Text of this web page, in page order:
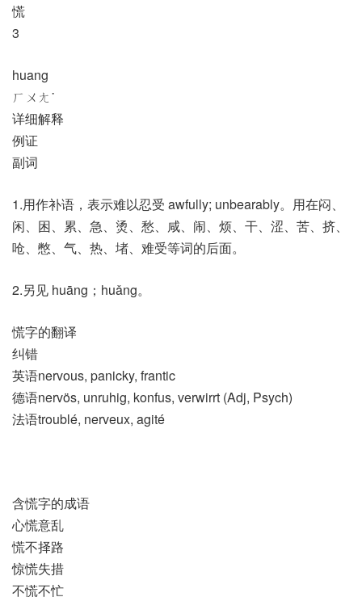
慌
3
huang
ㄏㄨㄤ˙
详细解释
例证
副词
1.用作补语，表示难以忍受 awfully; unbearably。用在闷、
闲、困、累、急、烫、愁、咸、闹、烦、干、涩、苦、挤、
呛、憋、气、热、堵、难受等词的后面。
2.另见 huāng；huǎng。
慌字的翻译
纠错
英语nervous, panicky, frantic
德语nervös, unruhig, konfus, verwirrt (Adj, Psych)
法语troublé, nerveux, agité
含慌字的成语
心慌意乱
慌不择路
惊慌失措
不慌不忙